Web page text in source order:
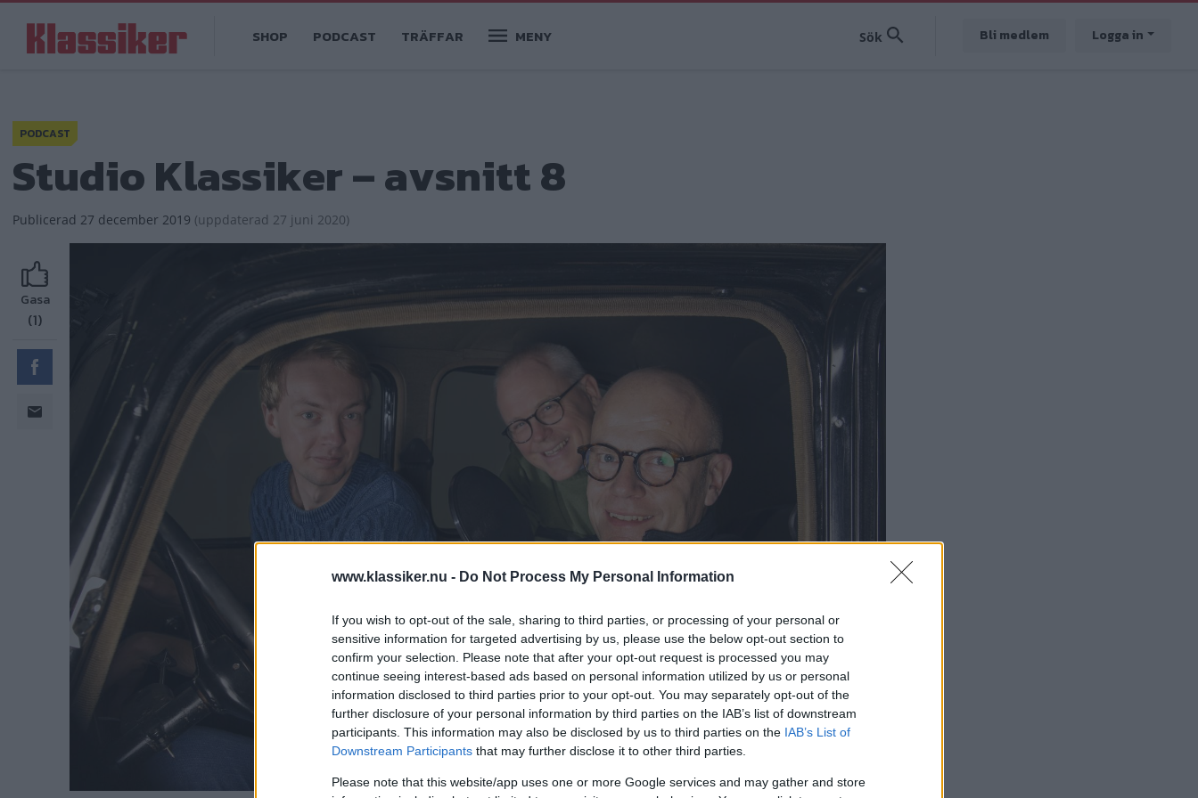
www.klassiker.nu - Do Not Process My Personal Information
If you wish to opt-out of the sale, sharing to third parties, or processing of your personal or
sensitive information for targeted advertising by us, please use the below opt-out section to
confirm your selection. Please note that after your opt-out request is processed you may
continue seeing interest-based ads based on personal information utilized by us or personal
information disclosed to third parties prior to your opt-out. You may separately opt-out of the
further disclosure of your personal information by third parties on the IAB’s list of downstream
participants. This information may also be disclosed by us to third parties on the IAB’s List of
Downstream Participants that may further disclose it to other third parties.
Please note that this website/app uses one or more Google services and may gather and store
huvudinnehåll
navigation
SHOP PODCAST TRÄFFAR MENY Bli medlem Logga in
PODCAST
Studio Klassiker – avsnitt 8
Publicerad 27 december 2019 (uppdaterad 27 juni 2020)
Gasa
(1)